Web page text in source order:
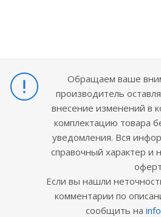
Обращаем ваше
производитель
внесение изменений в
комплектацию товара
уведомления. Вся
справочный характер и
Если вы нашли
комментарии по
сообщить на